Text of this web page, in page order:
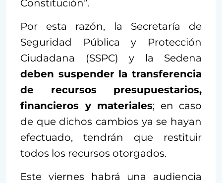
Constitución”.
Por esta razón, la Secretaría de
Seguridad Pública y Protección
Ciudadana (SSPC) y la Sedena
deben suspender la transferencia
de recursos presupuestarios,
financieros y materiales; en caso
de que dichos cambios ya se hayan
efectuado, tendrán que restituir
todos los recursos otorgados.
Este viernes habrá una audiencia